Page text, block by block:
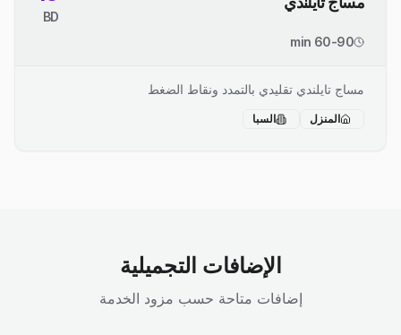
BD
60-90 min
مساج تايلندي تقليدي بالتمدد ونقاط الضغط
المنزل السبا
الإضافات التجميلية
إضافات متاحة حسب مزود الخدمة